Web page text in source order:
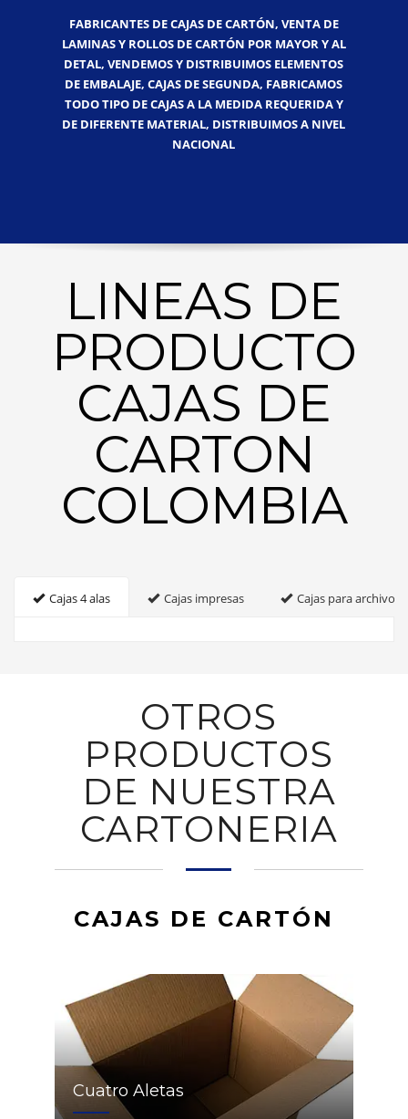
FABRICANTES DE CAJAS DE CARTÓN, VENTA DE
LAMINAS Y ROLLOS DE CARTÓN POR MAYOR Y AL
DETAL, VENDEMOS Y DISTRIBUIMOS ELEMENTOS
DE EMBALAJE, CAJAS DE SEGUNDA, FABRICAMOS
TODO TIPO DE CAJAS A LA MEDIDA REQUERIDA Y
DE DIFERENTE MATERIAL, DISTRIBUIMOS A NIVEL
NACIONAL
LINEAS DE
PRODUCTO
CAJAS DE
CARTON
COLOMBIA
Cajas 4 alas Cajas impresas Cajas para archivo
OTROS
PRODUCTOS
DE NUESTRA
CARTONERIA
CAJAS DE CARTÓN
Cuatro Aletas